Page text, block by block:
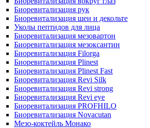
Биоревитализация рук
Биоревитализация шеи и декольте
Уколы пептидов для лица
Биоревитализация мезовартон
Биоревитализация мезоксантин
Биоревитализация Filorga
Биоревитализация Plinest
Биоревитализация Plinest Fast
Биоревитализация Revi Silk
Биоревитализация Revi strong
Биоревитализация Revi eye
Биоревитализация PROFHILO
Биоревитализация Novacutan
Мезо-коктейль Монако